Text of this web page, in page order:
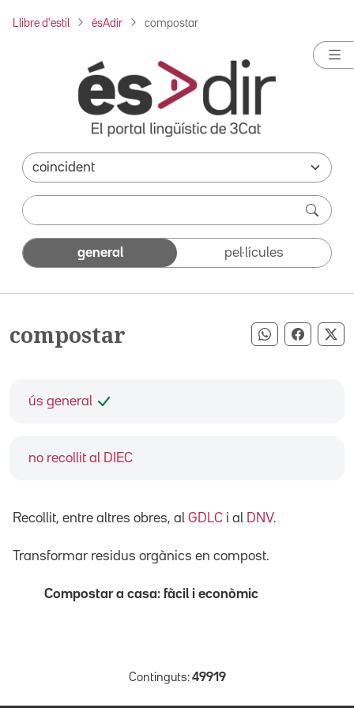
Llibre d'estil ésAdir compostar
general pel·lícules
compostar Compartir
ús general
no recollit al DIEC
Recollit, entre altres obres, al GDLC i al DNV.
Transformar residus orgànics en compost.
Compostar a casa: fàcil i econòmic
Continguts: 49919